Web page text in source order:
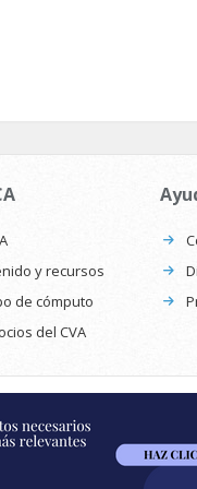
y recursos
de cómputo
del CVA